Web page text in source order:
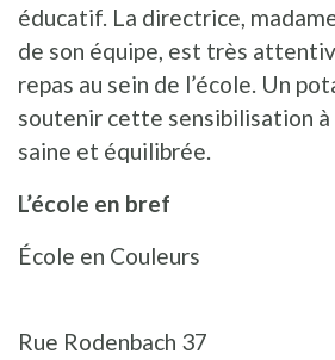
éducatif. La directrice,
de son équipe, est très
repas au sein de l’école. Un
soutenir cette sensibilisation à
saine et équilibrée.
L’école en bref
École en
Rue Rodenbach